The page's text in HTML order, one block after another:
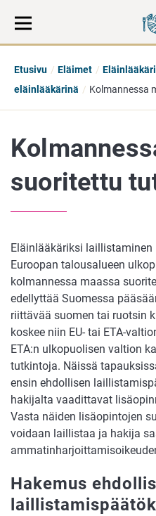
Etusivu Eläimet
eläinlääkärinä
Kolmannessa
suoritettu
Eläinlääkäriksi laillistaminen
Euroopan talousalueen
kolmannessa maassa
edellyttää Suomessa
riittävää suomen tai ruotsin
koskee niin EU- tai ETA-
ETA:n ulkopuolisen valtion
tutkintoja. Näissä
ensin ehdollisen
hakijalta vaadittavat
Vasta näiden lisäopintojen
voidaan laillistaa ja hakija
Hakemus